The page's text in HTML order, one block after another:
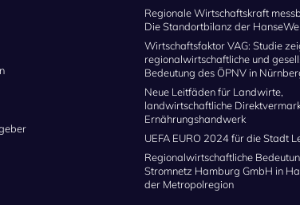
Regionale Wirtschaftskraft
Die Standortbilanz der
Wirtschaftsfaktor VAG: Studie
regionalwirtschaftliche und
Bedeutung des ÖPNV in
Neue Leitfäden für Landwirte,
landwirtschaftliche
Ernährungshandwerk
UEFA EURO 2024 für die Stadt
Regionalwirtschaftliche
Stromnetz Hamburg GmbH in
der Metropolregion